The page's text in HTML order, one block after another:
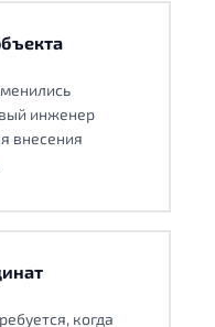
инженер
внесения
когда